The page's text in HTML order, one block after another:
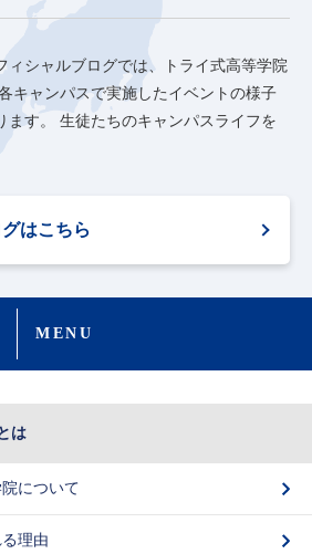
ィシャルブログでは、トライ式高等学院
キャンパスで実施したイベントの様子
す。
生徒たちのキャンパスライフを
はこちら
MENU
は
について
理由